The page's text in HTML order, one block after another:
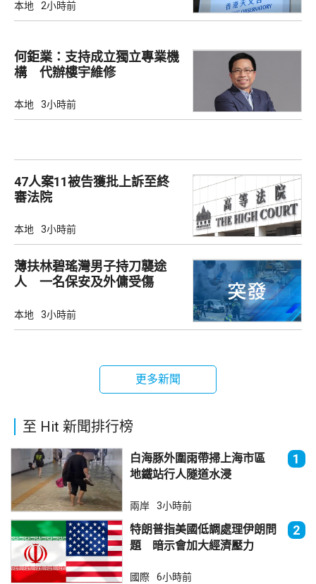
本地 2小時前
何鉅業：支持成立獨立專業機
構 代辦樓宇維修
本地 3小時前
47人案11被告獲批上訴至終
審法院
本地 3小時前
薄扶林碧瑤灣男子持刀襲途
人 一名保安及外傭受傷
本地 3小時前
更多新聞
至 Hit 新聞排行榜
白海豚外圍雨帶掃上海市區
地鐵站行人隧道水浸
1
兩岸 3小時前
特朗普指美國低調處理伊朗問
題 暗示會加大經濟壓力
2
國際 6小時前